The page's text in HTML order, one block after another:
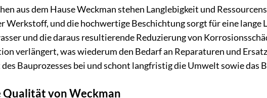
aus dem Hause Weckman stehen Langlebigkeit und
Werkstoff, und die hochwertige Beschichtung sorgt für eine lange
und die daraus resultierende Reduzierung von
verlängert, was wiederum den Bedarf an Reparaturen und
Bauprozesses bei und schont langfristig die Umwelt sowie das
Qualität von Weckman